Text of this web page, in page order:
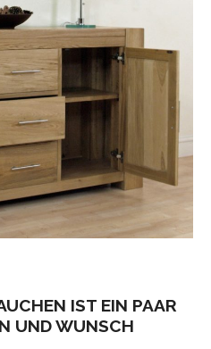
IST EIN PAAR
UND WUNSCH